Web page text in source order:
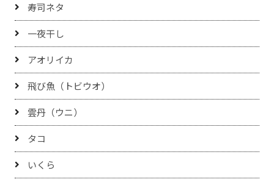
寿司ネタ
一夜干し
アオリイカ
飛び魚（トビウオ）
雲丹（ウニ）
タコ
いくら